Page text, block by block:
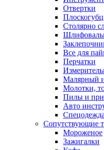
Отвертки
Столярно
Все для
Перчатки
Малярный
Молотки,
Пилы и
Авто
Сопутствующие
Мороженое
Зажигалки